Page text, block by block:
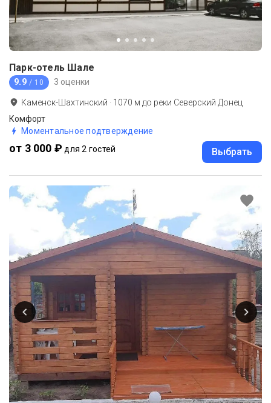
Парк-отель Шале
9.9 / 10 3 оценки
Каменск-Шахтинский · 1070 м до реки Северский Донец
Комфорт
Моментальное подтверждение
от 3 000 ₽ для 2 гостей Выбрать